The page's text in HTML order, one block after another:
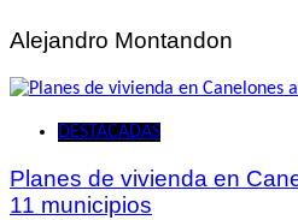
Alejandro Montandon
DESTACADAS
Planes de vivienda en
11 municipios